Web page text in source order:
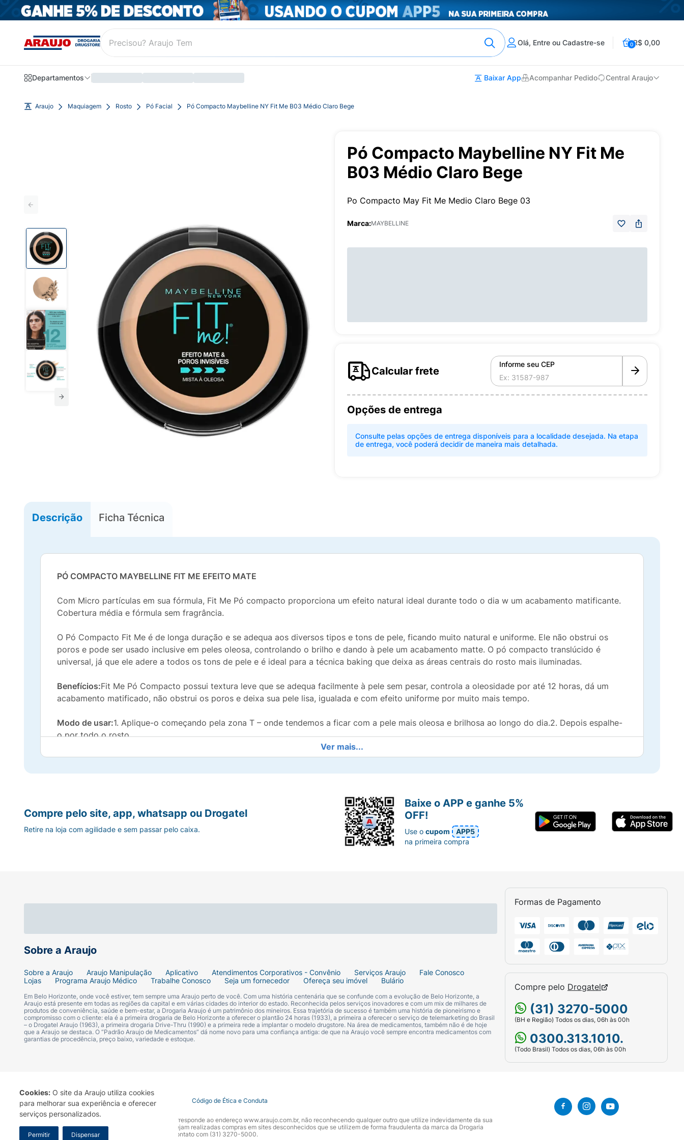
Cookies: O site da Araujo utiliza cookies
para melhorar sua experiência e oferecer
serviços personalizados.
Permitir Dispensar
Olá, Entre ou Cadastre-se 0R$ 0,00
Departamentos Baixar App Acompanhar Pedido Central Araujo
Araujo Maquiagem Rosto Pó Facial Pó Compacto Maybelline NY Fit Me B03 Médio Claro Bege
Pó Compacto Maybelline NY Fit Me
B03 Médio Claro Bege
Po Compacto May Fit Me Medio Claro Bege 03
Marca:MAYBELLINE
Calcular frete
Informe seu CEP
Opções de entrega
Consulte pelas opções de entrega disponíveis para a localidade desejada. Na etapa
de entrega, você poderá decidir de maneira mais detalhada.
Descrição Ficha Técnica
PÓ COMPACTO MAYBELLINE FIT ME EFEITO MATE
Com Micro partículas em sua fórmula, Fit Me Pó compacto proporciona um efeito natural ideal durante todo o dia w um acabamento matificante.
Cobertura média e fórmula sem fragrância.
O Pó Compacto Fit Me é de longa duração e se adequa aos diversos tipos e tons de pele, ficando muito natural e uniforme. Ele não obstrui os
poros e pode ser usado inclusive em peles oleosa, controlando o brilho e dando à pele um acabamento matte. O pó compacto translúcido é
universal, já que ele adere a todos os tons de pele e é ideal para a técnica baking que deixa as áreas centrais do rosto mais iluminadas.
Benefícios:Fit Me Pó Compacto possui textura leve que se adequa facilmente à pele sem pesar, controla a oleosidade por até 12 horas, dá um
acabamento matificado, não obstrui os poros e deixa sua pele lisa, igualada e com efeito uniforme por muito mais tempo.
Modo de usar:1. Aplique-o começando pela zona T – onde tendemos a ficar com a pele mais oleosa e brilhosa ao longo do dia.2. Depois espalhe-
o por todo o rosto.
Ver mais...
Sobre a Araujo
Sobre a Araujo Araujo Manipulação Aplicativo Atendimentos Corporativos - Convênio Serviços Araujo
Fale Conosco
Lojas
Programa Araujo Médico Trabalhe Conosco Seja um fornecedor Ofereça seu imóvel Bulário
Em Belo Horizonte, onde você estiver, tem sempre uma Araujo perto de você. Com uma história centenária que se confunde com a evolução de Belo Horizonte, a
Araujo está presente em todas as regiões da capital e em várias cidades do interior do estado. Reconhecida pelos serviços inovadores e com um mix de milhares de
produtos de conveniência, saúde e bem-estar, a Drogaria Araujo é um patrimônio dos mineiros. Essa trajetória de sucesso é também uma história de pioneirismo e
compromisso com o cliente: ela é a primeira drogaria de Belo Horizonte a oferecer o plantão 24 horas (1933), a primeira a oferecer o serviço de telemarketing do Brasil
– o Drogatel Araujo (1963), a primeira drogaria Drive-Thru (1990) e a primeira rede a implantar o modelo drugstore. Na área de medicamentos, também não é de hoje
que a Araujo se destaca. O “Padrão Araujo de Medicamentos” dá nome novo para uma confiança antiga: de que na Araujo você sempre encontra medicamentos com
garantias de procedência, preço baixo, variedade e estoque.
Formas de Pagamento
Compre pelo Drogatel
(31) 3270-5000
(BH e Região) Todos os dias, 06h às 00h
0300.313.1010.
(Todo Brasil) Todos os dias, 06h às 00h
Compre pelo site, app, whatsapp ou Drogatel
Retire na loja com agilidade e sem passar pelo caixa.
Baixe o APP e ganhe 5%
OFF!
Use ocupom
APP5
na primeira compra
Termo de Uso Portal da Privacidade Covid-19 Código de Ética e Conduta
A Drogaria Araujo S/A informa que o seu site oficial corresponde ao endereço www.araujo.com.br, não reconhecendo qualquer outro que utilize indevidamente da sua
marca. Para sua segurança recomendamos que não sejam realizadas compras em sites desconhecidos que se utilizem de forma fraudulenta da marca da Drogaria
Araujo S.A. Em caso de dúvidas, gentileza entrar em contato com (31) 3270-5000.